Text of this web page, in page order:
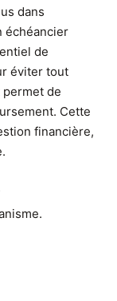
dans
échéancier
de
éviter tout
de
Cette
financière,